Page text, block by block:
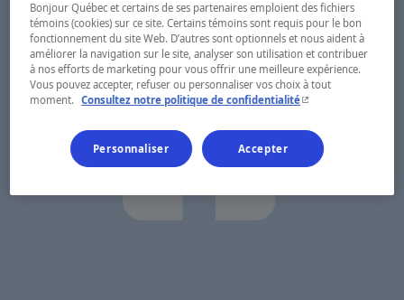
Bonjour Québec et certains de ses partenaires emploient des fichiers
témoins (cookies) sur ce site. Certains témoins sont requis pour le bon
fonctionnement du site Web. D’autres sont optionnels et nous aident à
améliorer la navigation sur le site, analyser son utilisation et contribuer
à nos efforts de marketing pour vous offrir une meilleure expérience.
Vous pouvez accepter, refuser ou personnaliser vos choix à tout
moment. Consultez notre politique de confidentialité- Cet hyperlien
Personnaliser Accepter